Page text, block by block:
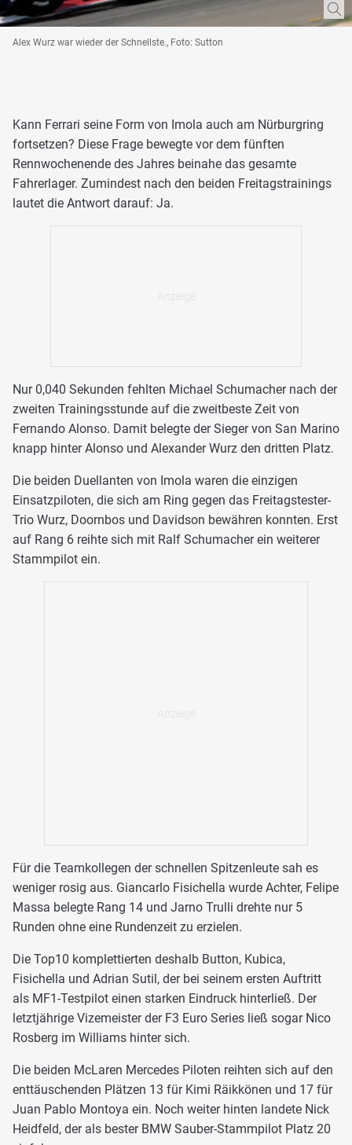
Alex Wurz war wieder der Schnellste., Foto: Sutton
Kann Ferrari seine Form von Imola auch am Nürburgring
fortsetzen? Diese Frage bewegte vor dem fünften
Rennwochenende des Jahres beinahe das gesamte
Fahrerlager. Zumindest nach den beiden Freitagstrainings
lautet die Antwort darauf: Ja.
Nur 0,040 Sekunden fehlten Michael Schumacher nach der
zweiten Trainingsstunde auf die zweitbeste Zeit von
Fernando Alonso. Damit belegte der Sieger von San Marino
knapp hinter Alonso und Alexander Wurz den dritten Platz.
Die beiden Duellanten von Imola waren die einzigen
Einsatzpiloten, die sich am Ring gegen das Freitagstester-
Trio Wurz, Doornbos und Davidson bewähren konnten. Erst
auf Rang 6 reihte sich mit Ralf Schumacher ein weiterer
Stammpilot ein.
Für die Teamkollegen der schnellen Spitzenleute sah es
weniger rosig aus. Giancarlo Fisichella wurde Achter, Felipe
Massa belegte Rang 14 und Jarno Trulli drehte nur 5
Runden ohne eine Rundenzeit zu erzielen.
Die Top10 komplettierten deshalb Button, Kubica,
Fisichella und Adrian Sutil, der bei seinem ersten Auftritt
als MF1-Testpilot einen starken Eindruck hinterließ. Der
letztjährige Vizemeister der F3 Euro Series ließ sogar Nico
Rosberg im Williams hinter sich.
Die beiden McLaren Mercedes Piloten reihten sich auf den
enttäuschenden Plätzen 13 für Kimi Räikkönen und 17 für
Juan Pablo Montoya ein. Noch weiter hinten landete Nick
Heidfeld, der als bester BMW Sauber-Stammpilot Platz 20